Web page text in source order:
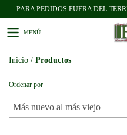
PARA PEDIDOS FUERA DEL
MENÚ
Inicio / Productos
Ordenar por